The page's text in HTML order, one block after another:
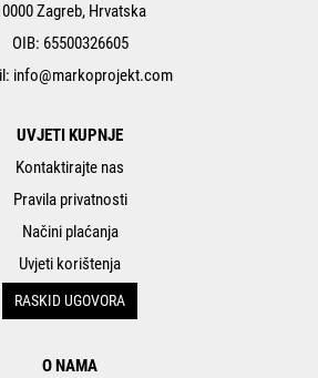
Zagreb, Hrvatska
OIB: 65500326605
info@markoprojekt.com
UVJETI KUPNJE
Kontaktirajte nas
Pravila privatnosti
Načini plaćanja
Uvjeti korištenja
RASKID UGOVORA
O NAMA